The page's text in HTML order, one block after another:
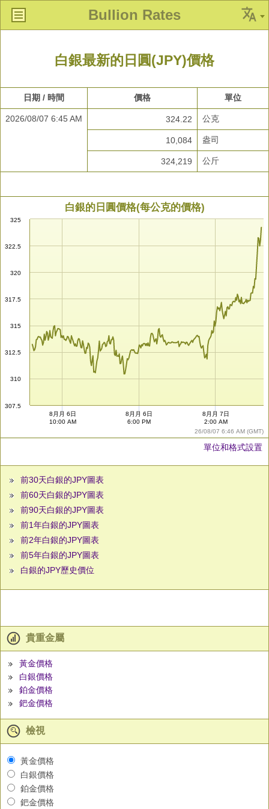
Bullion Rates
白銀最新的日圓(JPY)價格
日期 / 時間 價格 單位
2026/08/07 6:45 AM 324.22 公克
10,084 盎司
324,219 公斤
26/08/07 6:46 AM (GMT)
白銀的日圓價格(每公克的價格)
307.5
310
312.5
315
317.5
320
322.5
325
8月月 6日
10:00 AM
8月月 6日
6:00 PM
8月月 7日
2:00 AM
單位和格式設置
前30天白銀的JPY圖表
前60天白銀的JPY圖表
前90天白銀的JPY圖表
前1年白銀的JPY圖表
前2年白銀的JPY圖表
前5年白銀的JPY圖表
白銀的JPY歷史價位
貴重金屬
黃金價格
白銀價格
鉑金價格
鈀金價格
檢視
黃金價格
白銀價格
鉑金價格
鈀金價格